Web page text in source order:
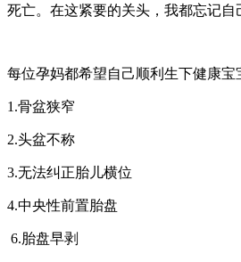
死亡。在这紧要的关头，我都忘记
每位孕妈都希望自己顺利生下健康
1.骨盆狭窄
2.头盆不称
3.无法纠正胎儿横位
4.中央性前置胎盘
6.胎盘早剥